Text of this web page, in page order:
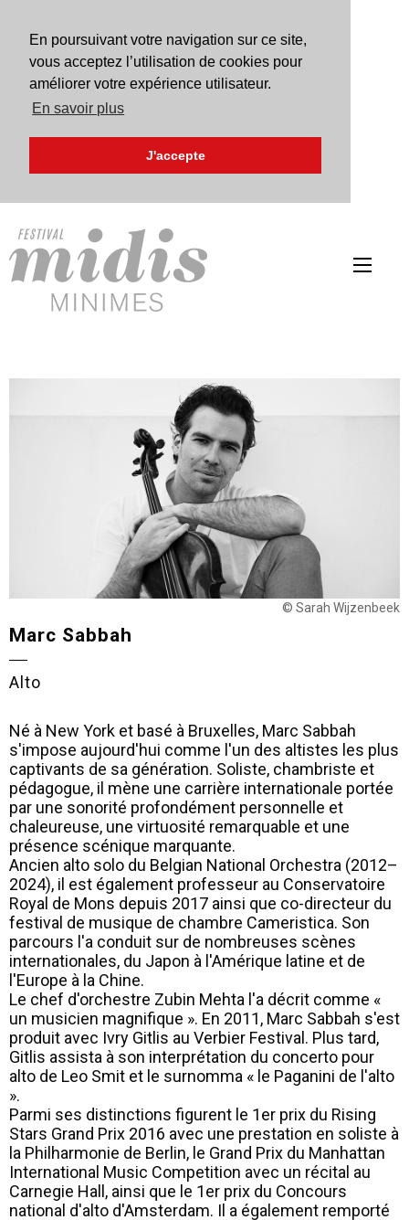
En poursuivant votre navigation sur ce site,
vous acceptez l’utilisation de cookies pour
améliorer votre expérience utilisateur.
En savoir plus
J'accepte
© Sarah Wijzenbeek
Marc Sabbah
Alto
Né à New York et basé à Bruxelles, Marc Sabbah
s'impose aujourd'hui comme l'un des altistes les plus
captivants de sa génération. Soliste, chambriste et
pédagogue, il mène une carrière internationale portée
par une sonorité profondément personnelle et
chaleureuse, une virtuosité remarquable et une
présence scénique marquante.
Ancien alto solo du Belgian National Orchestra (2012–
2024), il est également professeur au Conservatoire
Royal de Mons depuis 2017 ainsi que co-directeur du
festival de musique de chambre Cameristica. Son
parcours l'a conduit sur de nombreuses scènes
internationales, du Japon à l'Amérique latine et de
l'Europe à la Chine.
Le chef d'orchestre Zubin Mehta l'a décrit comme «
un musicien magnifique ». En 2011, Marc Sabbah s'est
produit avec Ivry Gitlis au Verbier Festival. Plus tard,
Gitlis assista à son interprétation du concerto pour
alto de Leo Smit et le surnomma « le Paganini de l'alto
».
Parmi ses distinctions figurent le 1er prix du Rising
Stars Grand Prix 2016 avec une prestation en soliste à
la Philharmonie de Berlin, le Grand Prix du Manhattan
International Music Competition avec un récital au
Carnegie Hall, ainsi que le 1er prix du Concours
national d'alto d'Amsterdam. Il a également remporté